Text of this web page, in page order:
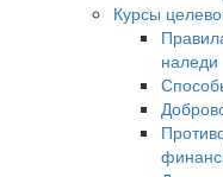
Курсы
наледи